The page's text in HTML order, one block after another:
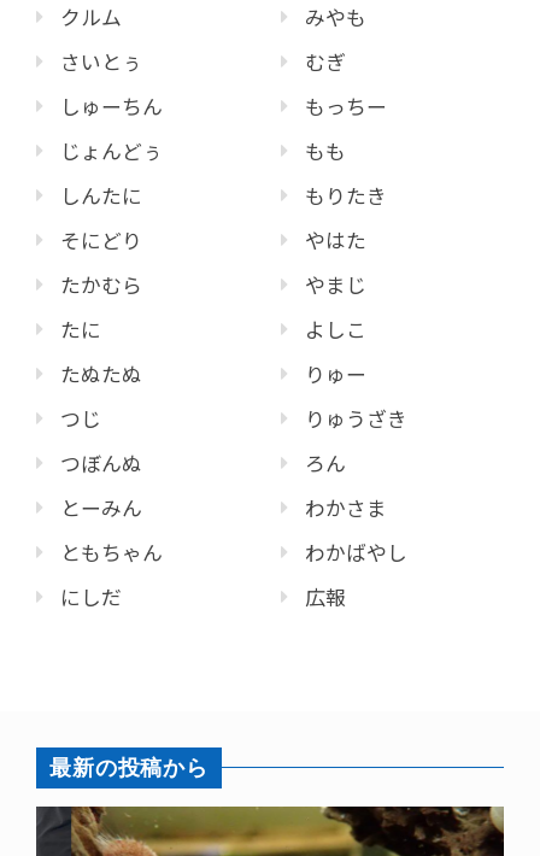
クルム
さいとぅ
しゅーちん
じょんどぅ
しんたに
そにどり
たかむら
たに
たぬたぬ
つじ
つぼんぬ
とーみん
ともちゃん
にしだ
みやも
むぎ
もっちー
もも
もりたき
やはた
やまじ
よしこ
りゅー
りゅうざき
ろん
わかさま
わかばやし
広報
最新の投稿から